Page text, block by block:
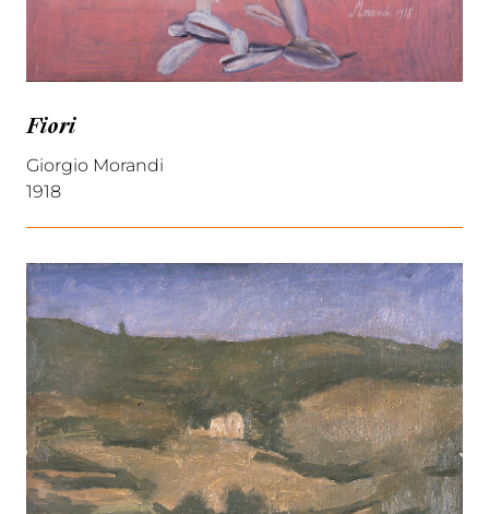
Fiori
Giorgio Morandi
1918